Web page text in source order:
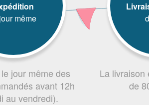
même
jour même des
avant 12h
au vendredi).
La livraison
de